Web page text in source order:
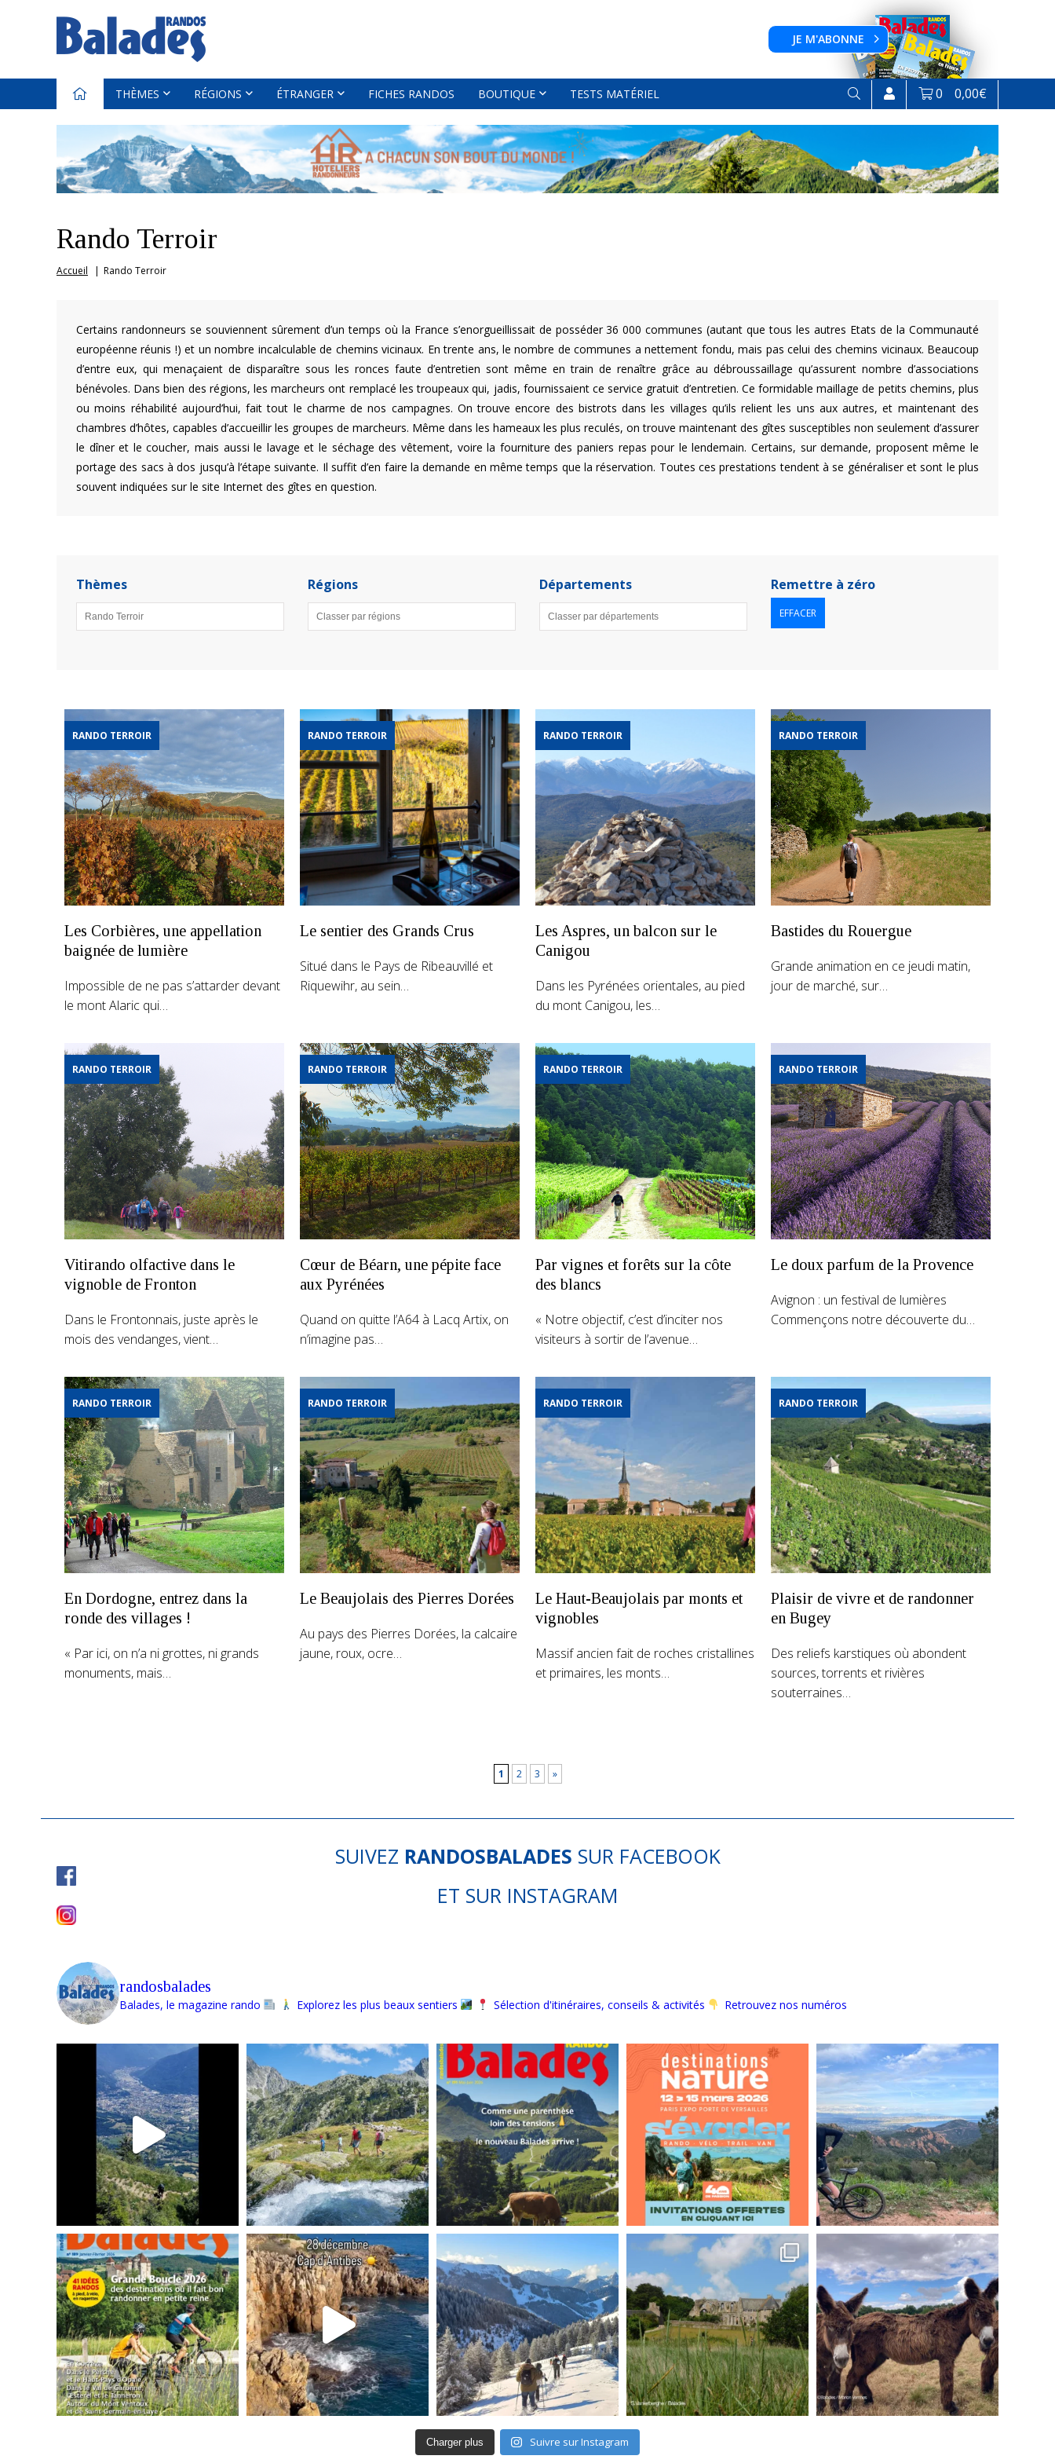
JE M'ABONNE
THÈMES RÉGIONS ÉTRANGER FICHES RANDOS BOUTIQUE TESTS MATÉRIEL 0 0,00€
Rando Terroir
Accueil Rando Terroir
Certains randonneurs se souviennent sûrement d’un temps où la France s’enorgueillissait de posséder 36 000 communes (autant que tous les autres Etats de la Communauté
européenne réunis !) et un nombre incalculable de chemins vicinaux. En trente ans, le nombre de communes a nettement fondu, mais pas celui des chemins vicinaux. Beaucoup
d’entre eux, qui menaçaient de disparaître sous les ronces faute d’entretien sont même en train de renaître grâce au débroussaillage qu’assurent nombre d’associations
bénévoles. Dans bien des régions, les marcheurs ont remplacé les troupeaux qui, jadis, fournissaient ce service gratuit d’entretien. Ce formidable maillage de petits chemins, plus
ou moins réhabilité aujourd’hui, fait tout le charme de nos campagnes. On trouve encore des bistrots dans les villages qu’ils relient les uns aux autres, et maintenant des
chambres d’hôtes, capables d’accueillir les groupes de marcheurs. Même dans les hameaux les plus reculés, on trouve maintenant des gîtes susceptibles non seulement d’assurer
le dîner et le coucher, mais aussi le lavage et le séchage des vêtement, voire la fourniture des paniers repas pour le lendemain. Certains, sur demande, proposent même le
portage des sacs à dos jusqu’à l’étape suivante. Il suffit d’en faire la demande en même temps que la réservation. Toutes ces prestations tendent à se généraliser et sont le plus
souvent indiquées sur le site Internet des gîtes en question.
Thèmes Régions Départements Remettre à zéro
EFFACER
RANDO TERROIR
Les Corbières, une appellation
baignée de lumière
Impossible de ne pas s’attarder devant
le mont Alaric qui…
RANDO TERROIR
Le sentier des Grands Crus
Situé dans le Pays de Ribeauvillé et
Riquewihr, au sein…
RANDO TERROIR
Les Aspres, un balcon sur le
Canigou
Dans les Pyrénées orientales, au pied
du mont Canigou, les…
RANDO TERROIR
Bastides du Rouergue
Grande animation en ce jeudi matin,
jour de marché, sur…
RANDO TERROIR
Vitirando olfactive dans le
vignoble de Fronton
Dans le Frontonnais, juste après le
mois des vendanges, vient…
RANDO TERROIR
Cœur de Béarn, une pépite face
aux Pyrénées
Quand on quitte l’A64 à Lacq Artix, on
n’imagine pas…
RANDO TERROIR
Par vignes et forêts sur la côte
des blancs
« Notre objectif, c’est d’inciter nos
visiteurs à sortir de l’avenue…
RANDO TERROIR
Le doux parfum de la Provence
Avignon : un festival de lumières
Commençons notre découverte du…
RANDO TERROIR
En Dordogne, entrez dans la
ronde des villages !
« Par ici, on n’a ni grottes, ni grands
monuments, mais…
RANDO TERROIR
Le Beaujolais des Pierres Dorées
Au pays des Pierres Dorées, la calcaire
jaune, roux, ocre…
RANDO TERROIR
Le Haut-Beaujolais par monts et
vignobles
Massif ancien fait de roches cristallines
et primaires, les monts…
RANDO TERROIR
Plaisir de vivre et de randonner
en Bugey
Des reliefs karstiques où abondent
sources, torrents et rivières
souterraines…
1 2 3 »
SUIVEZ RANDOSBALADES SUR FACEBOOK
ET SUR INSTAGRAM
randosbalades
Balades, le magazine rando Explorez les plus beaux sentiers Sélection d'itinéraires, conseils & activités Retrouvez nos numéros
Charger plus Suivre sur Instagram